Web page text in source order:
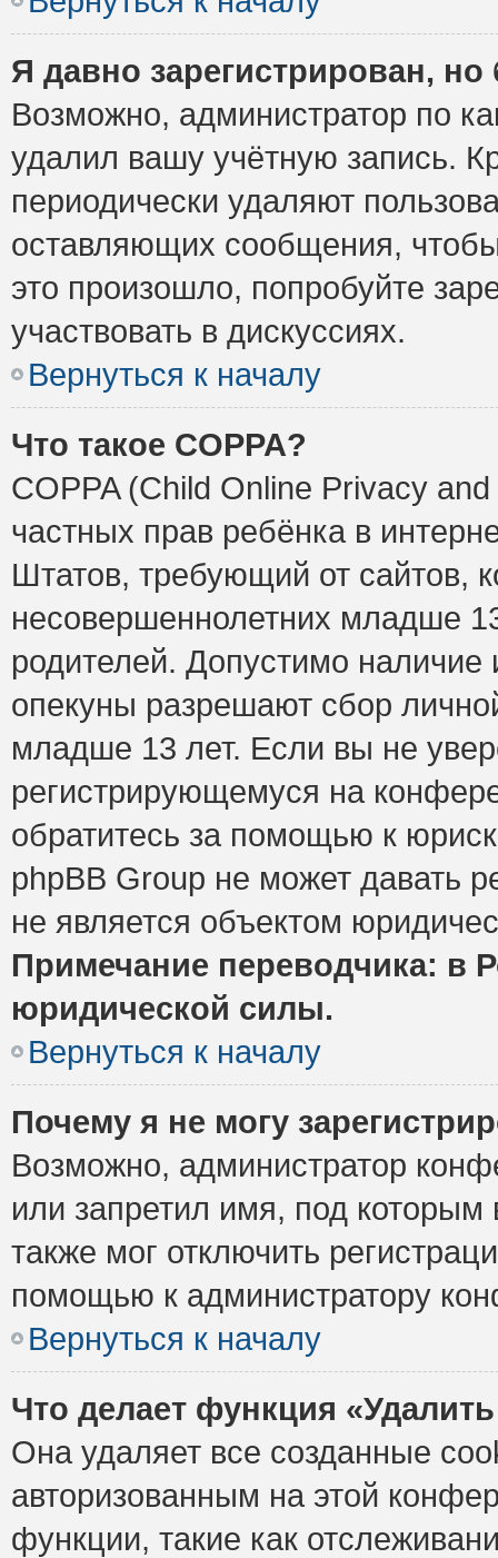
Я давно зарегистрирован,
Возможно, администратор по
удалил вашу учётную запись.
периодически удаляют
оставляющих сообщения,
это произошло, попробуйте
участвовать в дискуссиях.
Вернуться к началу
Что такое COPPA?
COPPA (Child Online Privacy
частных прав ребёнка в
Штатов, требующий от сайтов,
несовершеннолетних младше
родителей. Допустимо наличие
опекуны разрешают сбор
младше 13 лет. Если вы не
регистрирующемуся на
обратитесь за помощью к
phpBB Group не может давать
не является объектом
Примечание переводчика: в
юридической силы.
Вернуться к началу
Почему я не могу
Возможно, администратор
или запретил имя, под которым
также мог отключить
помощью к администратору
Вернуться к началу
Что делает функция
Она удаляет все созданные
авторизованным на этой
функции, такие как